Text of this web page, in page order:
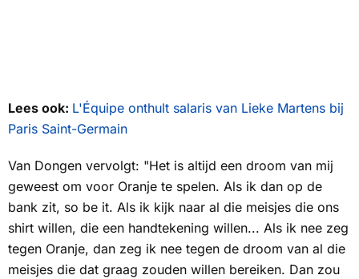
Lees ook: L'Équipe onthult salaris van Lieke Martens bij
Paris Saint-Germain
Van Dongen vervolgt: "Het is altijd een droom van mij
geweest om voor Oranje te spelen. Als ik dan op de
bank zit, so be it. Als ik kijk naar al die meisjes die ons
shirt willen, die een handtekening willen... Als ik nee zeg
tegen Oranje, dan zeg ik nee tegen de droom van al die
meisjes die dat graag zouden willen bereiken. Dan zou